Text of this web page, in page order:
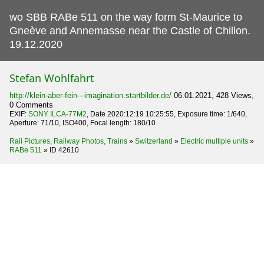
wo SBB RABe 511 on the way form St-Maurice to
Gneève and Annemasse near the Castle of Chillon.
19.12.2020
Stefan Wohlfahrt
http://klein-aber-fein---imagination.startbilder.de/ 06.01.2021, 428 Views,
0 Comments
EXIF: SONY ILCA-77M2, Date 2020:12:19 10:25:55, Exposure time: 1/640,
Aperture: 71/10, ISO400, Focal length: 180/10
Rail Pictures, Railway Photos, Trains » Switzerland » Electric multiple units »
RABe 511 » ID 42610